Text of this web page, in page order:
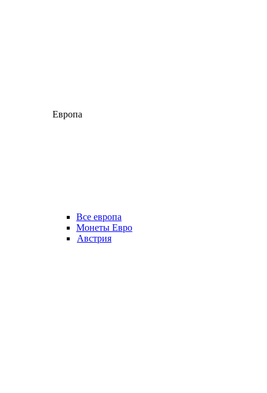
Европа
Все европа
Монеты Евро
Австрия